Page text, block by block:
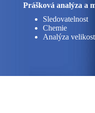
Prášková analýza a
Sledovatelnost
Chemie
Analýza